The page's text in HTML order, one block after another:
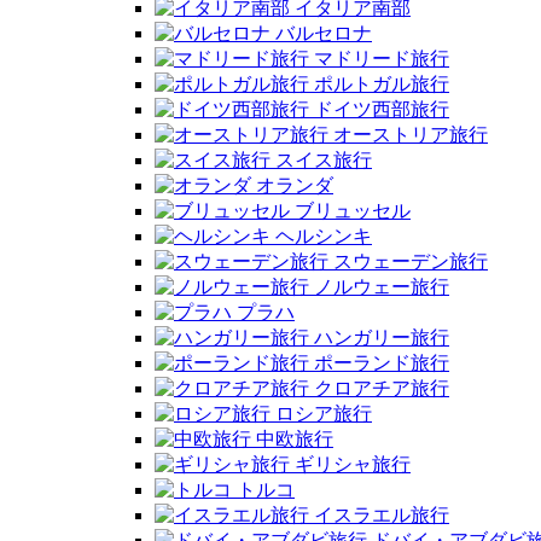
イタリア南部
バルセロナ
マドリード旅行
ポルトガル旅行
ドイツ西部旅行
オーストリア旅行
スイス旅行
オランダ
ブリュッセル
ヘルシンキ
スウェーデン旅行
ノルウェー旅行
プラハ
ハンガリー旅行
ポーランド旅行
クロアチア旅行
ロシア旅行
中欧旅行
ギリシャ旅行
トルコ
イスラエル旅行